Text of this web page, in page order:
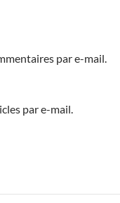
par e-mail.
par e-mail.